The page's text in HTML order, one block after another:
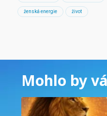
ženská energie život
Mohlo by